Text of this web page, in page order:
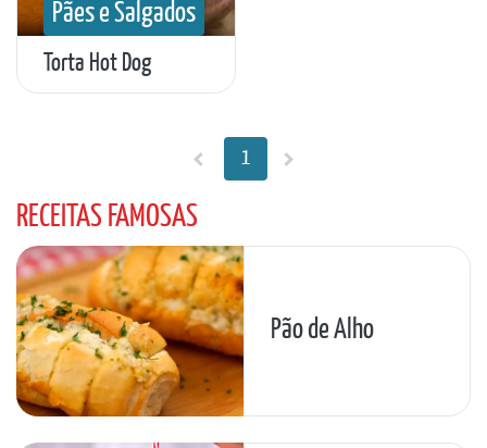
Pães e Salgados
Torta Hot Dog
1
RECEITAS FAMOSAS
Pão de Alho